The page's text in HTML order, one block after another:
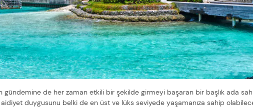
gündemine de her zaman etkili bir şekilde girmeyi başaran bir başlık ada
aidiyet duygusunu belki de en üst ve lüks seviyede yaşamanıza sahip